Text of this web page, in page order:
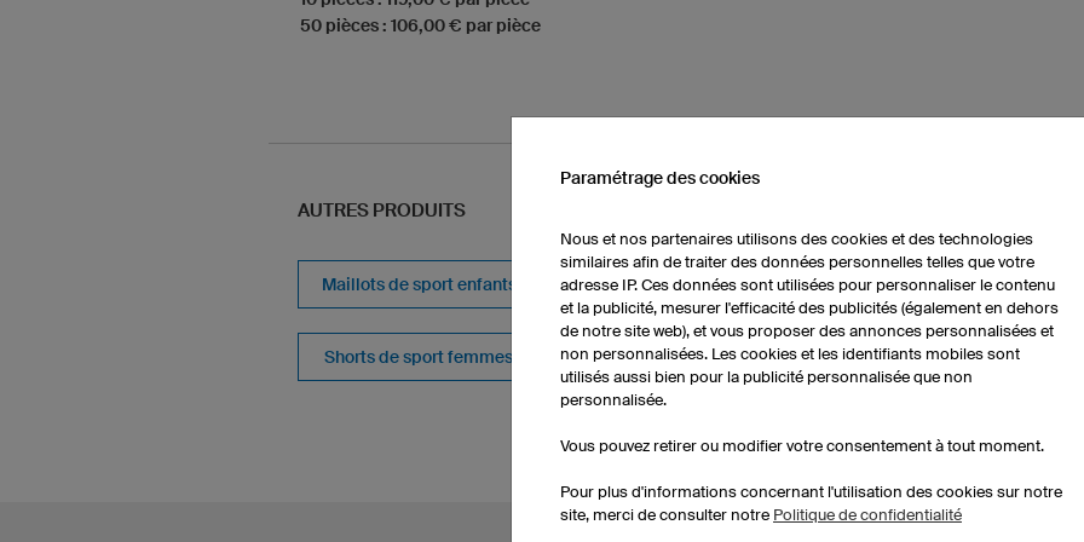
50 pièces : 106,00 € par pièce
AUTRES PRODUITS
Maillots de sport enfants Shorts de sport enfants Chaussettes
Shorts de sport femmes Maillots de sport femmes
Paramétrage des cookies
Nous et nos partenaires utilisons des cookies et des technologies
similaires afin de traiter des données personnelles telles que votre
adresse IP. Ces données sont utilisées pour personnaliser le contenu
et la publicité, mesurer l'efficacité des publicités (également en dehors
de notre site web), et vous proposer des annonces personnalisées et
non personnalisées. Les cookies et les identifiants mobiles sont
utilisés aussi bien pour la publicité personnalisée que non
personnalisée.
Vous pouvez retirer ou modifier votre consentement à tout moment.
Pour plus d'informations concernant l'utilisation des cookies sur notre
site, merci de consulter notre Politique de confidentialité